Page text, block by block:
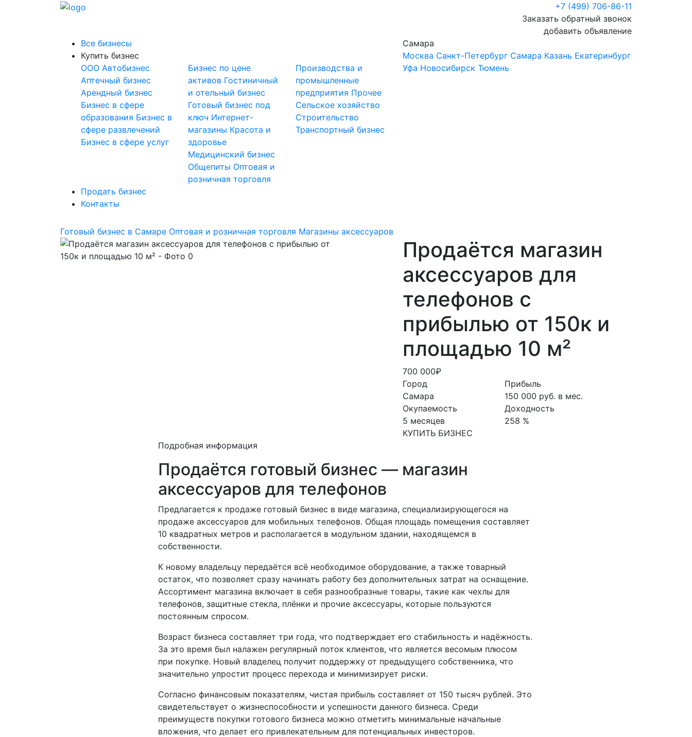
+7 (499) 706-86-11
Заказать обратный звонок
добавить объявление
Все бизнесы
Купить бизнес
OOO Автобизнес
Аптечный бизнес
Арендный бизнес
Бизнес в сфере
образования Бизнес в
сфере развлечений
Бизнес в сфере услуг
Бизнес по цене
активов Гостиничный
и отельный бизнес
Готовый бизнес под
ключ Интернет-
магазины Красота и
здоровье
Медицинский бизнес
Общепиты Оптовая и
розничная торговля
Производства и
промышленные
предприятия Прочее
Сельское хозяйство
Строительство
Транспортный бизнес
Продать бизнес
Контакты
Самара
Москва Санкт-Петербург Самара Казань Екатеринбург
Уфа Новосибирск Тюмень
Готовый бизнес в Самаре Оптовая и розничная торговля Магазины аксессуаров
Продаётся магазин
аксессуаров для
телефонов с
прибылью от 150к и
площадью 10 м²
700 000₽
Город
Самара
Окупаемость
5 месяцев
КУПИТЬ БИЗНЕС
Прибыль
150 000 руб. в мес.
Доходность
258 %
Подробная информация
Продаётся готовый бизнес — магазин
аксессуаров для телефонов
Предлагается к продаже готовый бизнес в виде магазина, специализирующегося на
продаже аксессуаров для мобильных телефонов. Общая площадь помещения составляет
10 квадратных метров и располагается в модульном здании, находящемся в
собственности.
К новому владельцу передаётся всё необходимое оборудование, а также товарный
остаток, что позволяет сразу начинать работу без дополнительных затрат на оснащение.
Ассортимент магазина включает в себя разнообразные товары, такие как чехлы для
телефонов, защитные стекла, плёнки и прочие аксессуары, которые пользуются
постоянным спросом.
Возраст бизнеса составляет три года, что подтверждает его стабильность и надёжность.
За это время был налажен регулярный поток клиентов, что является весомым плюсом
при покупке. Новый владелец получит поддержку от предыдущего собственника, что
значительно упростит процесс перехода и минимизирует риски.
Согласно финансовым показателям, чистая прибыль составляет от 150 тысяч рублей. Это
свидетельствует о жизнеспособности и успешности данного бизнеса. Среди
преимуществ покупки готового бизнеса можно отметить минимальные начальные
вложения, что делает его привлекательным для потенциальных инвесторов.